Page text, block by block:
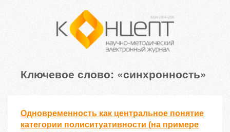
Ключевое слово: «синхронность»
Одновременность как центральное понятие
категории полиситуативности (на примере